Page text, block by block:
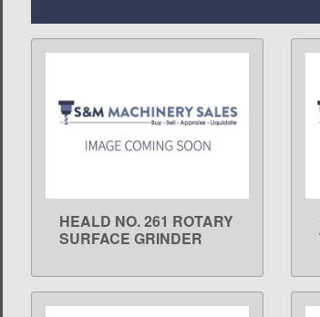
LEARN MORE
HEALD NO. 261 ROTARY
SURFACE GRINDER